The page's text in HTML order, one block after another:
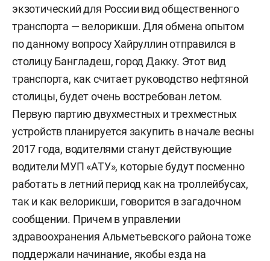
экзотический для России вид общественного
транспорта — велорикши. Для обмена опытом
по данному вопросу Хайруллин отправился в
столицу Бангладеш, город Дакку. Этот вид
транспорта, как считает руководство нефтяной
столицы, будет очень востребован летом.
Первую партию двухместных и трехместных
устройств планируется закупить в начале весны
2017 года, водителями станут действующие
водители МУП «АТУ», которые будут посменно
работать в летний период как на троллейбусах,
так и как велорикши, говорится в загадочном
сообщении. Причем в управлении
здравоохранения Альметьевского района тоже
поддержали начинание, якобы езда на